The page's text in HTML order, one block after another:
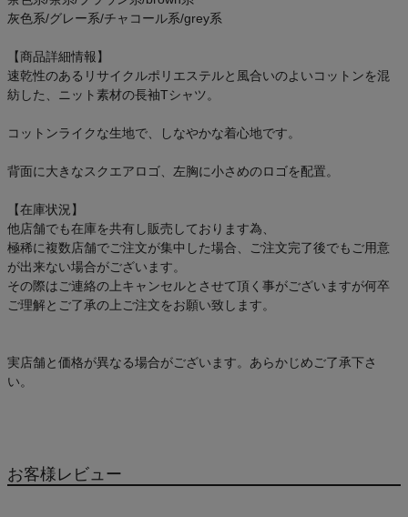
灰色系/グレー系/チャコール系/grey系
【商品詳細情報】
速乾性のあるリサイクルポリエステルと風合いのよいコットンを混
紡した、ニット素材の長袖Tシャツ。
コットンライクな生地で、しなやかな着心地です。
背面に大きなスクエアロゴ、左胸に小さめのロゴを配置。
【在庫状況】
他店舗でも在庫を共有し販売しております為、
極稀に複数店舗でご注文が集中した場合、ご注文完了後でもご用意
が出来ない場合がございます。
その際はご連絡の上キャンセルとさせて頂く事がございますが何卒
ご理解とご了承の上ご注文をお願い致します。
実店舗と価格が異なる場合がございます。あらかじめご了承下さ
い。
お客様レビュー